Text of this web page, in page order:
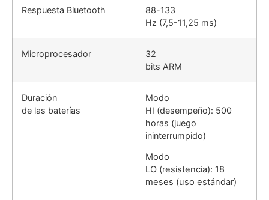
Respuesta Bluetooth
88-133
Hz (7,5-11,25 ms)
Microprocesador
32
bits ARM
Duración
de las baterías
Modo
HI (desempeño): 500
horas (juego
ininterrumpido)
Modo
LO (resistencia): 18
meses (uso estándar)